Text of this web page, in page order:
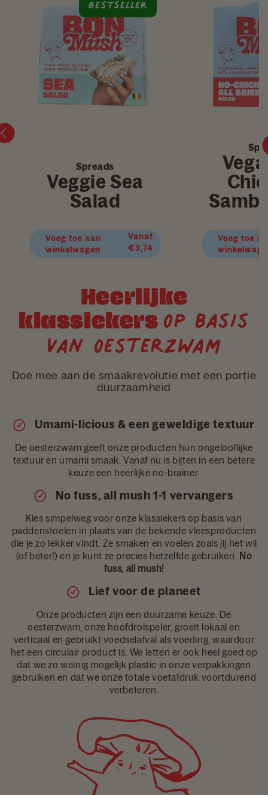
Bestseller
Spreads
Veggie Sea
Salad
Voeg toe aan
winkelwagen
Normale
prijs
Vanaf
€3,74
Voeg toe
Heerlijke
klassiekers op basis
van oesterzwam
Doe mee aan de smaakrevolutie met een portie
duurzaamheid
Umami-licious & een geweldige textuur
De oesterzwam geeft onze producten hun ongelooflijke
textuur en umami smaak. Vanaf nu is bijten in een betere
keuze een heerlijke no-brainer.
No fuss, all mush 1-1 vervangers
Kies simpelweg voor onze klassiekers op basis van
paddenstoelen in plaats van de bekende vleesproducten
die je zo lekker vindt. Ze smaken en voelen zoals jij het wil
(of beter!) en je kunt ze precies hetzelfde gebruiken. No
fuss, all mush!
Lief voor de planeet
Onze producten zijn een duurzame keuze. De
oesterzwam, onze hoofdrolspeler, groeit lokaal en
verticaal en gebruikt voedselafval als voeding, waardoor
het een circulair product is. We letten er ook heel goed op
dat we zo weinig mogelijk plastic in onze verpakkingen
gebruiken en dat we onze totale voetafdruk voortdurend
verbeteren.